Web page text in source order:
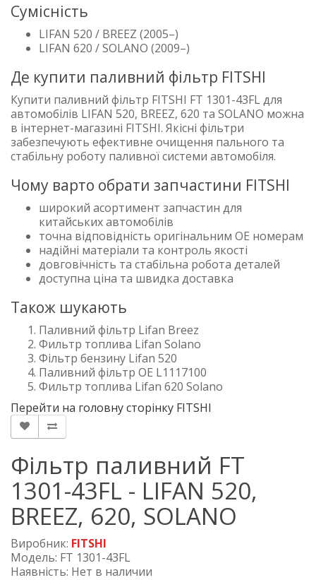
Сумісність
LIFAN 520 / BREEZ (2005–)
LIFAN 620 / SOLANO (2009–)
Де купити паливний фільтр FITSHI
Купити паливний фільтр FITSHI FT 1301-43FL для
автомобілів LIFAN 520, BREEZ, 620 та SOLANO можна
в інтернет-магазині FITSHI. Якісні фільтри
забезпечують ефективне очищення пального та
стабільну роботу паливної системи автомобіля.
Чому варто обрати запчастини FITSHI
широкий асортимент запчастин для
китайських автомобілів
точна відповідність оригінальним OE номерам
надійні матеріали та контроль якості
довговічність та стабільна робота деталей
доступна ціна та швидка доставка
Також шукають
Паливний фільтр Lifan Breez
Фильтр топлива Lifan Solano
Фільтр бензину Lifan 520
Паливний фільтр OE L1117100
Фильтр топлива Lifan 620 Solano
Перейти на головну сторінку FITSHI
Фільтр паливний FT
1301-43FL - LIFAN 520,
BREEZ, 620, SOLANO
Виробник: FITSHI
Модель: FT 1301-43FL
Наявність: Нет в наличии